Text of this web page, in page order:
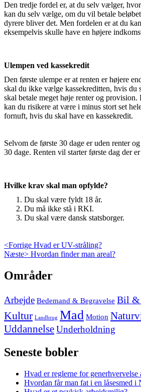
Den tredje fordel er, at du selv vælger,
kan du selv vælge, om du vil betale
dyrere bliver det. Men fordelen er at du
eksempelvis skulle have en højere
Ulempen ved kassekredit
Den første ulempe er at renten er højere
skal du ikke vælge kassekreditten, hvis du
skal betale meget høje renter og
kan du risikere at være i minus stort set
fornuft, hvis du skal have en kassekredit.
Selvom de første 30 dage er uden renter
30 dage. Renten vil starter første dag der
Hvilke krav skal man opfylde?
Du skal være fyldt 18 år.
Du må ikke stå i RKI.
Du skal være dansk statsborger.
Indlægsnavigation
<Forrige Previous
post:
Hvad er UV-stråling?
Næste> Next
Hvordan finder man areal?
Skip
to
Områder
Arbejde Bedemand & Begravelse Bil &
Kultur Landbrug Mad Motion
UddannelseUnderholdning
Seneste bobler
Hvad er reglerne for
Hvordan får man fat i en låsesmed i